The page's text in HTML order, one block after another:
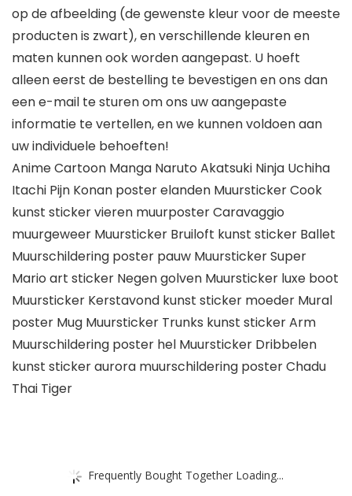
op de afbeelding (de gewenste kleur voor de meeste
producten is zwart), en verschillende kleuren en
maten kunnen ook worden aangepast. U hoeft
alleen eerst de bestelling te bevestigen en ons dan
een e-mail te sturen om ons uw aangepaste
informatie te vertellen, en we kunnen voldoen aan
uw individuele behoeften!
Anime Cartoon Manga Naruto Akatsuki Ninja Uchiha
Itachi Pijn Konan poster elanden Muursticker Cook
kunst sticker vieren muurposter Caravaggio
muurgeweer Muursticker Bruiloft kunst sticker Ballet
Muurschildering poster pauw Muursticker Super
Mario art sticker Negen golven Muursticker luxe boot
Muursticker Kerstavond kunst sticker moeder Mural
poster Mug Muursticker Trunks kunst sticker Arm
Muurschildering poster hel Muursticker Dribbelen
kunst sticker aurora muurschildering poster Chadu
Thai Tiger
Frequently Bought Together Loading...